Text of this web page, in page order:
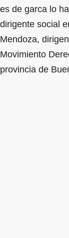
es de garca lo
dirigente social
Mendoza,
Movimiento
provincia de